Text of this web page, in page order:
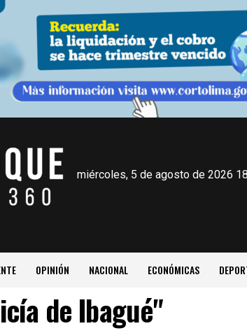
miércoles, 5 de agosto de 2026
OPINIÓN NACIONAL ECONÓMICAS
de Ibagué"